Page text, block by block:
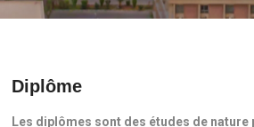
Diplôme
Les diplômes sont des études de